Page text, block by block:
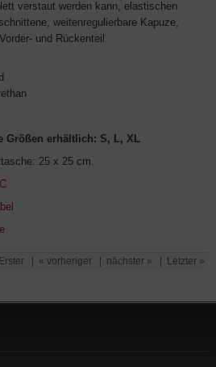
verstaut werden kann, elastischen
weitenregulierbare Kapuze,
und Rückenteil.
Größen erhältlich: S, L, XL
25 x 25 cm.
« vorheriger nächster » Letzter »